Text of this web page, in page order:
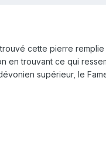
cette pierre
en trouvant ce qui
supérieur, le